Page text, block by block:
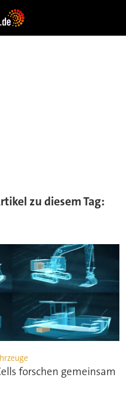
zu diesem Tag:
forschen gemeinsam